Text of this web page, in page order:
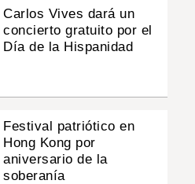
Carlos Vives dará un
concierto gratuito por el
Día de la Hispanidad
Festival patriótico en
Hong Kong por
aniversario de la
soberanía